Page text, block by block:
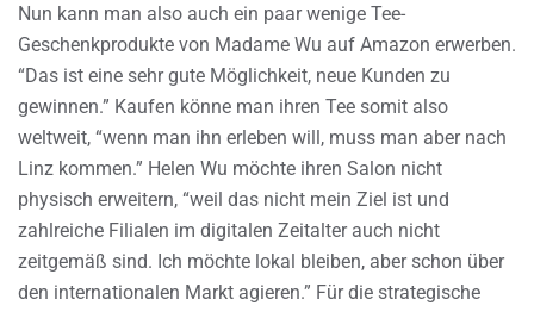
Nun kann man also auch ein paar wenige Tee-
Geschenkprodukte von Madame Wu auf Amazon erwerben.
“Das ist eine sehr gute Möglichkeit, neue Kunden zu
gewinnen.” Kaufen könne man ihren Tee somit also
weltweit, “wenn man ihn erleben will, muss man aber nach
Linz kommen.” Helen Wu möchte ihren Salon nicht
physisch erweitern, “weil das nicht mein Ziel ist und
zahlreiche Filialen im digitalen Zeitalter auch nicht
zeitgemäß sind. Ich möchte lokal bleiben, aber schon über
den internationalen Markt agieren.” Für die strategische